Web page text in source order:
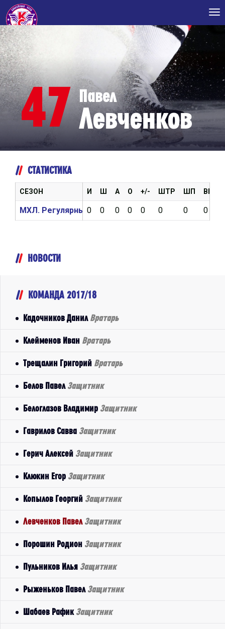
47 Павел
Левченков
СТАТИСТИКА
И Ш А О +/- ШТР ШП ВБР
0 0 0 0 0 0 0 0
СЕЗОН
МХЛ. Регулярный чемпионат 2017/2018
НОВОСТИ
КОМАНДА 2017/18
Кадочников Данил Вратарь
Клейменов Иван Вратарь
Трещалин Григорий Вратарь
Белов Павел Защитник
Белоглазов Владимир Защитник
Гаврилов Савва Защитник
Герич Алексей Защитник
Клюкин Егор Защитник
Копылов Георгий Защитник
Левченков Павел Защитник
Порошин Родион Защитник
Пульников Илья Защитник
Рыженьков Павел Защитник
Шабаев Рафик Защитник